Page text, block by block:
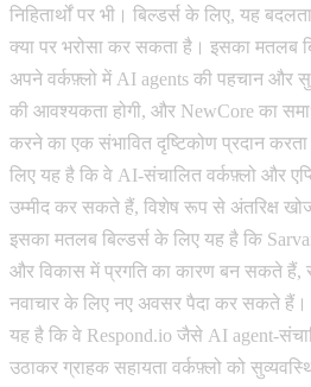
निहितार्थों पर भी। बिल्डर्स के लिए, यह
क्या पर भरोसा कर सकता है। इसका मतलब
अपने वर्कफ़्लो में AI agents की पहचान और
की आवश्यकता होगी, और NewCore का
करने का एक संभावित दृष्टिकोण प्रदान
लिए यह है कि वे AI-संचालित वर्कफ़्लो और
उम्मीद कर सकते हैं, विशेष रूप से अंतरिक्ष
इसका मतलब बिल्डर्स के लिए यह है कि
और विकास में प्रगति का कारण बन सकते हैं,
नवाचार के लिए नए अवसर पैदा कर सकते हैं।
यह है कि वे Respond.io जैसे AI agent-
उठाकर ग्राहक सहायता वर्कफ़्लो को